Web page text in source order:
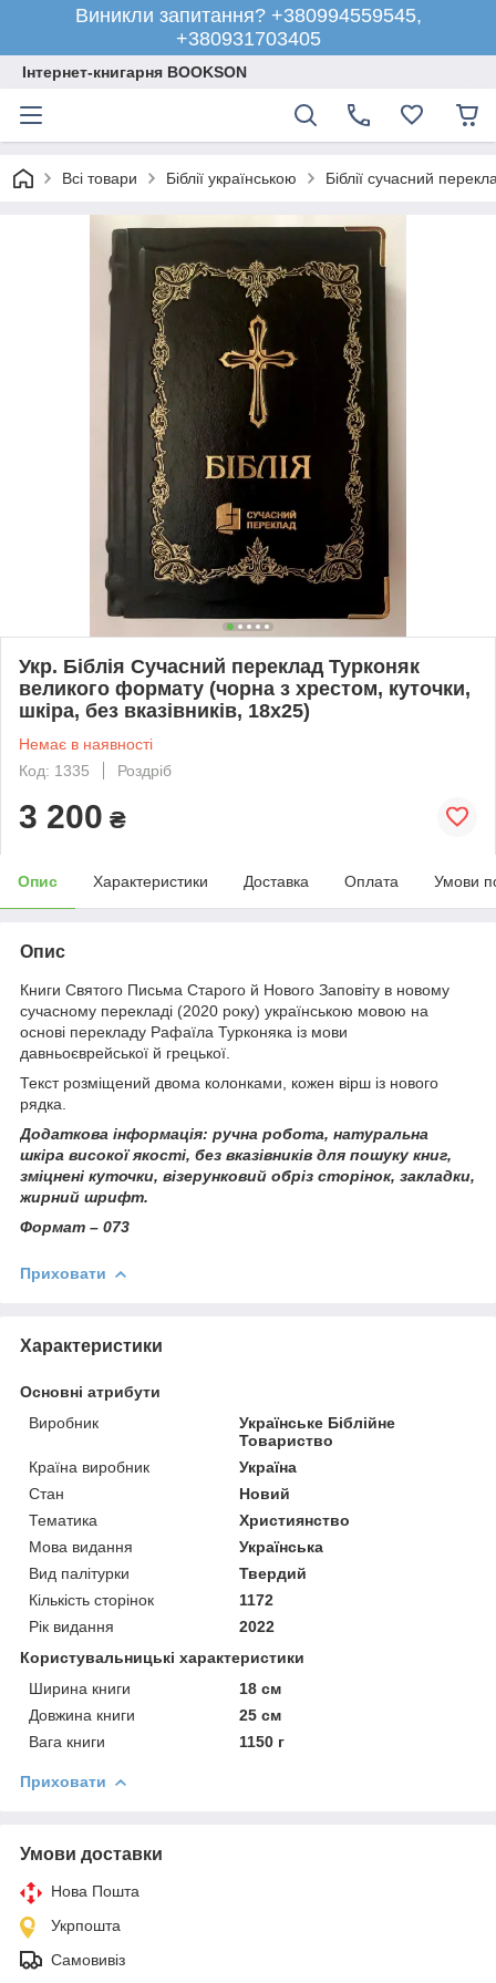
Виникли запитання? +380994559545,
+380931703405
Інтернет-книгарня BOOKSON
Всі товари Біблії українською Біблії сучасний
Укр. Біблія Сучасний переклад Турконяк
великого формату (чорна з хрестом, куточки,
шкіра, без вказівників, 18х25)
Немає в наявності
Код: 1335
Роздріб
3 200 ₴
Опис Характеристики Доставка Оплата Умови
Опис
Книги Святого Письма Старого й Нового Заповіту в новому
сучасному перекладі (2020 року) українською мовою на
основі перекладу Рафаїла Турконяка із мови
давньоєврейської й грецької.
Текст розміщений двома колонками, кожен вірш із нового
рядка.
Додаткова інформація: ручна робота, натуральна
шкіра високої якості, без вказівників для пошуку книг,
зміцнені куточки, візерунковий обріз сторінок, закладки,
жирний шрифт.
Формат – 073
Приховати
Характеристики
Основні атрибути
Виробник
Українське Біблійне
Товариство
Країна виробник
Україна
Стан
Новий
Тематика
Християнство
Мова видання
Українська
Вид палітурки
Твердий
Кількість сторінок
1172
Рік видання
2022
Користувальницькі характеристики
Ширина книги
18 см
Довжина книги
25 см
Вага книги
1150 г
Приховати
Умови доставки
Нова Пошта
Укрпошта
Самовивіз